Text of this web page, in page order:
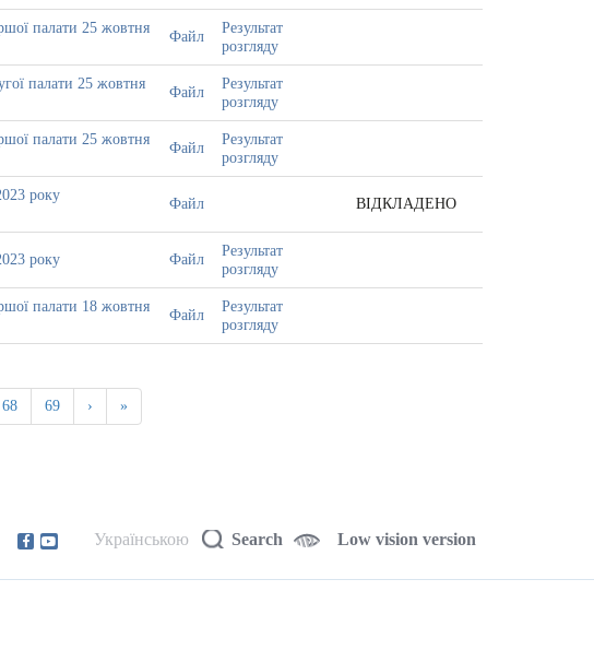
палати 25 жовтня
Файл
Результат
розгляду
палати 25 жовтня
Файл
Результат
розгляду
палати 25 жовтня
Файл
Результат
розгляду
року
Файл ВІДКЛАДЕНО
року Файл
Результат
розгляду
палати 18 жовтня
Файл
Результат
розгляду
68 69 › »
Low vision version
Search
Українською